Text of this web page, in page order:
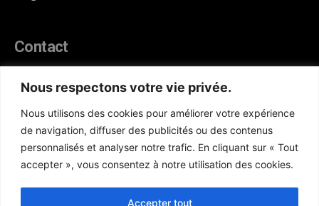
Nous respectons votre vie privée.
Nous utilisons des cookies pour améliorer votre expérience
de navigation, diffuser des publicités ou des contenus
personnalisés et analyser notre trafic. En cliquant sur « Tout
accepter », vous consentez à notre utilisation des cookies.
Accepter tout
Contact
Téléphone :(+221) 70 330 86 87‬
WhatsApp : (+33) 6 52 17 85 46
E-mail : redaction@atlanticactu.com
E-mail : commercial@atlanticactu.com
Nous écrire Qui sommes-nous ?